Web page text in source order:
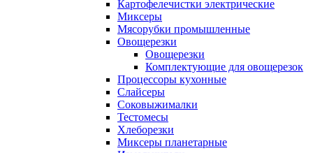
Картофелечистки электрические
Миксеры
Мясорубки промышленные
Овощерезки
Овощерезки
Комплектующие для овощерезок
Процессоры кухонные
Слайсеры
Соковыжималки
Тестомесы
Хлеборезки
Миксеры планетарные